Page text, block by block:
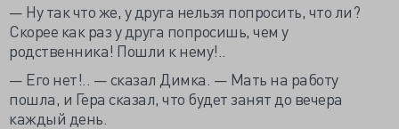
— Ну так что же, у друга нельзя попросить, что ли?
Скорее как раз у друга попросишь, чем у
родственника! Пошли к нему!..
— Его нет!.. — сказал Димка. — Мать на работу
пошла, и Гера сказал, что будет занят до вечера
каждый день.